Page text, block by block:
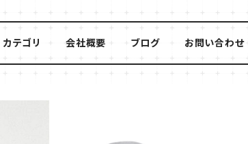
カテゴリ 会社概要 ブログ お問い合わせ